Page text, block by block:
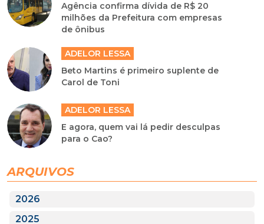
Agência confirma dívida de R$ 20
milhões da Prefeitura com empresas
de ônibus
ADELOR LESSA
Beto Martins é primeiro suplente de
Carol de Toni
ADELOR LESSA
E agora, quem vai lá pedir desculpas
para o Cao?
ARQUIVOS
2026
2025